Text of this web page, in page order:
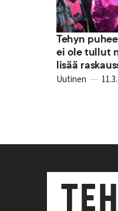
Tehyn
ei ole tullut
lisää
Uutinen 11.3.